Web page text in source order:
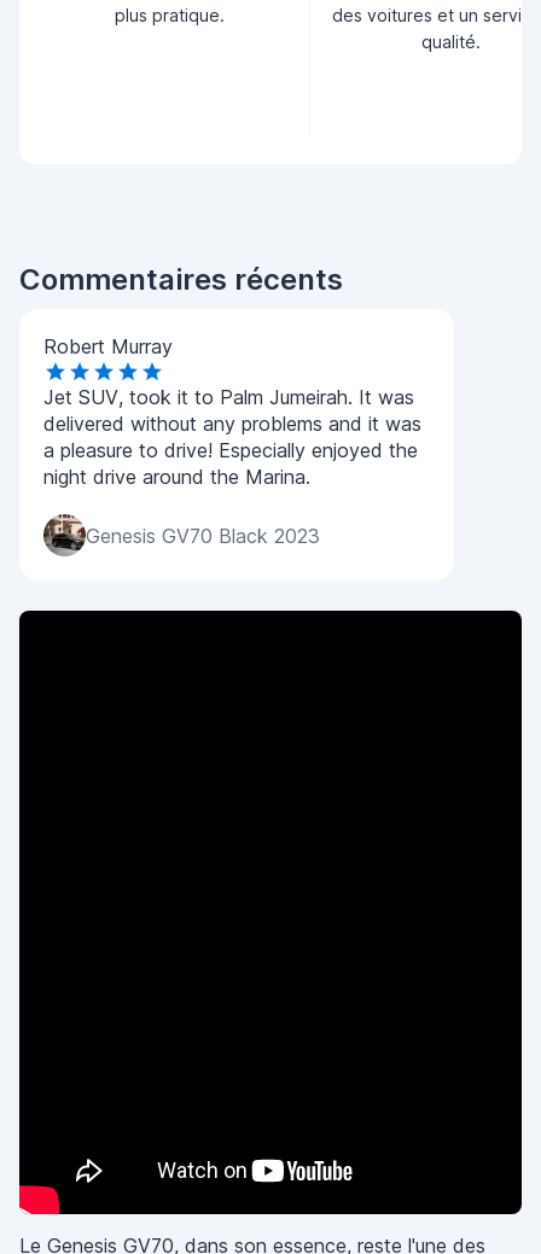
plus pratique.
des voitures et un
qualité.
Commentaires récents
Robert Murray
Jet SUV, took it to Palm Jumeirah. It was
delivered without any problems and it was
a pleasure to drive! Especially enjoyed the
night drive around the Marina.
Genesis GV70 Black 2023
Le Genesis GV70, dans son essence, reste l'une des